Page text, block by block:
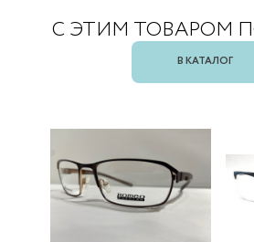
С ЭТИМ ТОВАРОМ
В КАТАЛОГ